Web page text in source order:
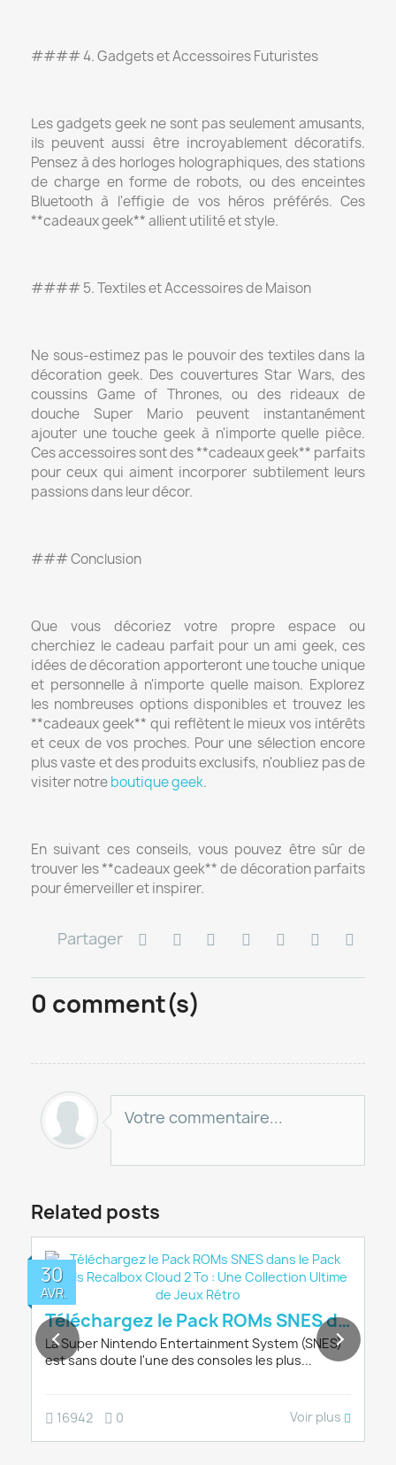
#### 4. Gadgets et Accessoires Futuristes
Les gadgets geek ne sont pas seulement amusants,
ils peuvent aussi être incroyablement décoratifs.
Pensez à des horloges holographiques, des stations
de charge en forme de robots, ou des enceintes
Bluetooth à l'effigie de vos héros préférés. Ces
**cadeaux geek** allient utilité et style.
#### 5. Textiles et Accessoires de Maison
Ne sous-estimez pas le pouvoir des textiles dans la
décoration geek. Des couvertures Star Wars, des
coussins Game of Thrones, ou des rideaux de
douche Super Mario peuvent instantanément
ajouter une touche geek à n'importe quelle pièce.
Ces accessoires sont des **cadeaux geek** parfaits
pour ceux qui aiment incorporer subtilement leurs
passions dans leur décor.
### Conclusion
Que vous décoriez votre propre espace ou
cherchiez le cadeau parfait pour un ami geek, ces
idées de décoration apporteront une touche unique
et personnelle à n'importe quelle maison. Explorez
les nombreuses options disponibles et trouvez les
**cadeaux geek** qui reflètent le mieux vos intérêts
et ceux de vos proches. Pour une sélection encore
plus vaste et des produits exclusifs, n'oubliez pas de
visiter notreboutique geek.
En suivant ces conseils, vous pouvez être sûr de
trouver les **cadeaux geek** de décoration parfaits
pour émerveiller et inspirer.
Partager
0 comment(s)
Votre commentaire...
Related posts
: Une Page Se Tourne pour la
30
AVR.
Téléchargez le Pack ROMs SNES dans
La Super Nintendo Entertainment System (SNES)
est sans doute l'une des consoles les plus...
16942 0 Voir plus